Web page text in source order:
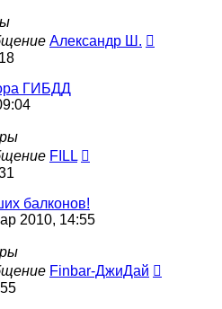
Александр Ш.
ГИБДД
FILL
балконов!
2010, 14:55
Finbar-ДжиДай